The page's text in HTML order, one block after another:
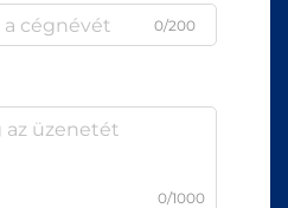
0/200
0/1000